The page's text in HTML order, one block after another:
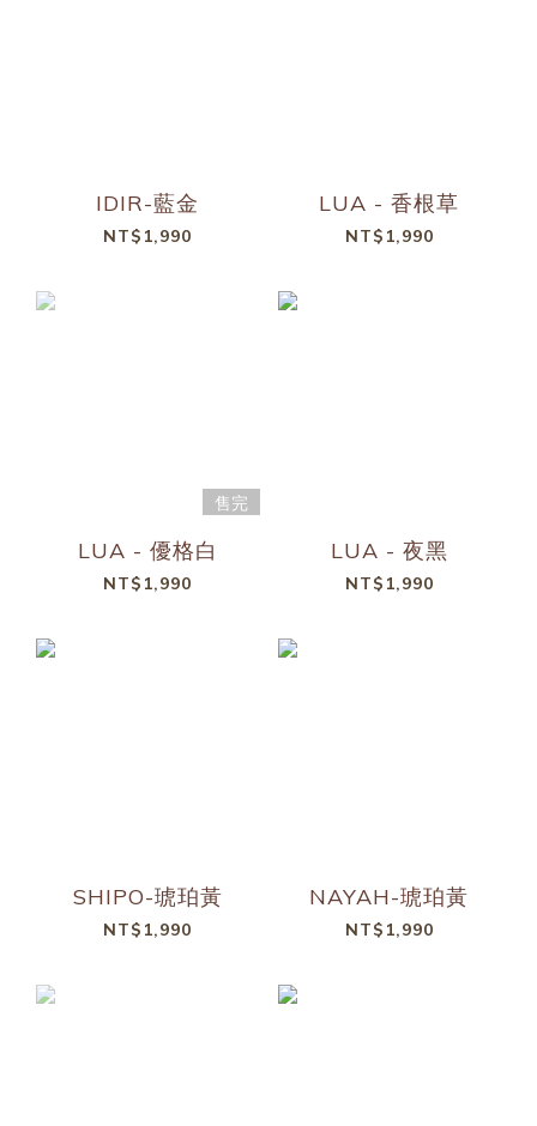
IDIR-藍金
NT$1,990
LUA - 香根草
NT$1,990
售完
LUA - 優格白
NT$1,990
LUA - 夜黑
NT$1,990
SHIPO-琥珀黃
NT$1,990
NAYAH-琥珀黃
NT$1,990